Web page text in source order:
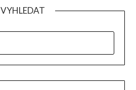
VYHLEDAT